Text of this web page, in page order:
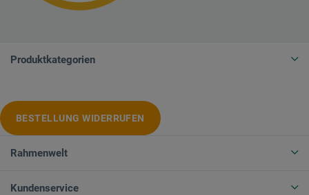
Produktkategorien
BESTELLUNG WIDERRUFEN
Rahmenwelt
Kundenservice